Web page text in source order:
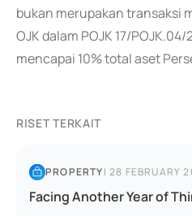
bukan merupakan transaksi
OJK dalam POJK 17/
mencapai 10% total aset
RISET TERKAIT
PROPERTY|28 FEBRUARY
Facing Another Year of